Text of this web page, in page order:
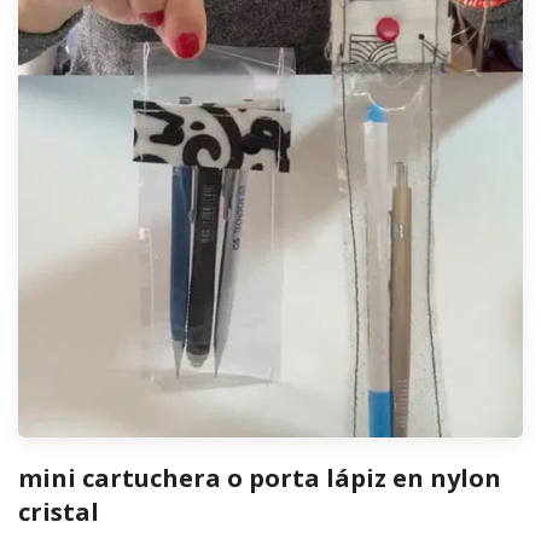
mini cartuchera o porta lápiz en nylon
cristal